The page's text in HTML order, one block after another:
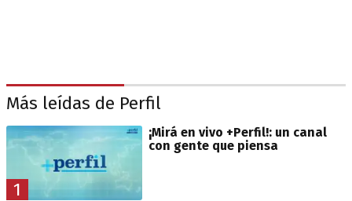
Más leídas de Perfil
1
¡Mirá en vivo +Perfil!: un canal
con gente que piensa